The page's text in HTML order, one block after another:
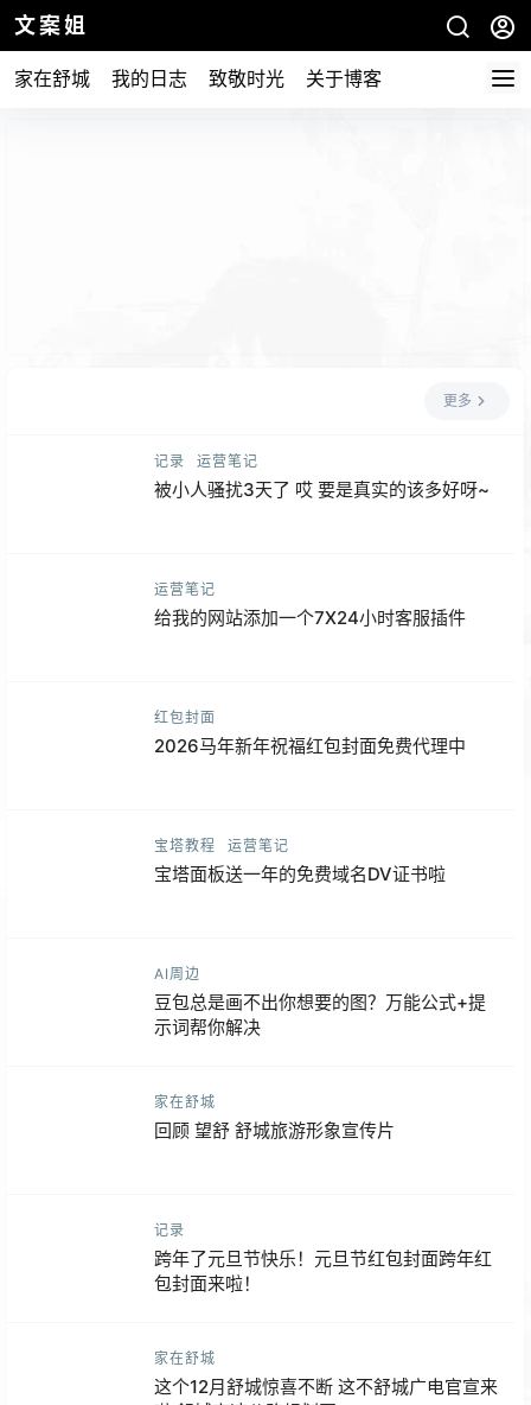
文案姐
家在舒城 我的日志 致敬时光 关于博客
更多
记录 运营笔记
被小人骚扰3天了 哎 要是真实的该多好呀~
运营笔记
给我的网站添加一个7X24小时客服插件
红包封面
2026马年新年祝福红包封面免费代理中
宝塔教程 运营笔记
宝塔面板送一年的免费域名DV证书啦
AI周边
豆包总是画不出你想要的图？万能公式+提
示词帮你解决
家在舒城
回顾 望舒 舒城旅游形象宣传片
记录
跨年了元旦节快乐！元旦节红包封面跨年红
包封面来啦！
家在舒城
这个12月舒城惊喜不断 这不舒城广电官宣来